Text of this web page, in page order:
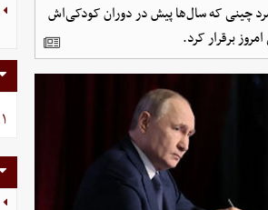
مرد چینی که سال‌ها پیش در دوران کودکی‌اش
برقرار کرد.
۱.